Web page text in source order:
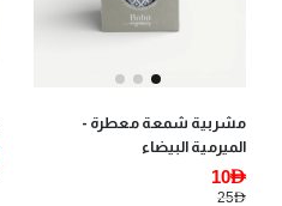
مشربية شمعة معطرة -
الميرمية البيضاء
10AED
25AED